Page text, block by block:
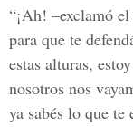
“¡Ah! –exclamó
para que te
estas alturas,
nosotros nos
ya sabés lo que te